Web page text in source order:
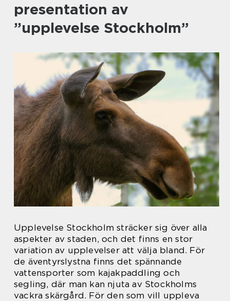
presentation av
”upplevelse Stockholm”
Upplevelse Stockholm sträcker sig över alla
aspekter av staden, och det finns en stor
variation av upplevelser att välja bland. För
de äventyrslystna finns det spännande
vattensporter som kajakpaddling och
segling, där man kan njuta av Stockholms
vackra skärgård. För den som vill uppleva